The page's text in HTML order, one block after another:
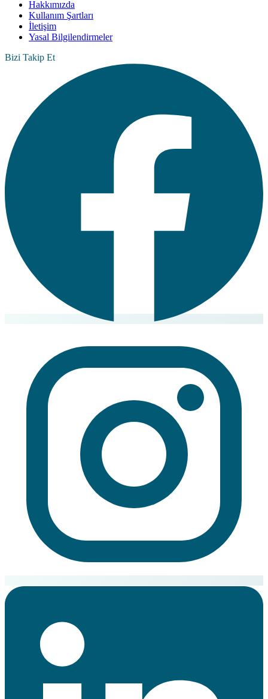
Hakkımızda
Kullanım Şartları
İletişim
Yasal Bilgilendirmeler
Bizi Takip Et